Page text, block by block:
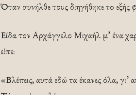
Όταν συνήλθε τους διηγήθηκε το εξής
Είδα τον Αρχάγγελο Μιχαήλ μ’ ένα
είπε:
«Βλέπεις, αυτά εδώ τα έκανες όλα,